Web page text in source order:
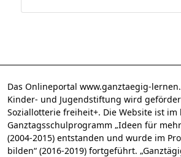
Das Onlineportal www.ganztaegig-
Kinder- und Jugendstiftung wird
Soziallotterie freiheit+. Die Website ist
Ganztagsschulprogramm „Ideen für
(2004-2015) entstanden und wurde im
bilden“ (2016-2019) fortgeführt.